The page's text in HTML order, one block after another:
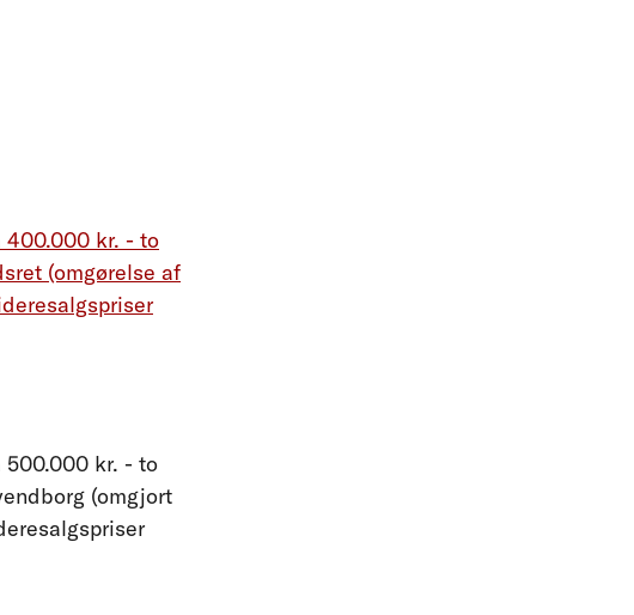
400.000 kr. - to
(omgørelse af
500.000 kr. - to
(omgjort